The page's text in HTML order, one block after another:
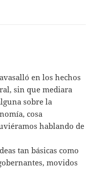
en los hechos
sin que mediara
sobre la
cosa
hablando de
tan básicas como
movidos